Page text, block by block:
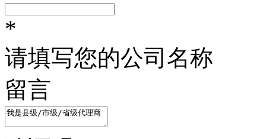
*
请填写您的公司名称
留言